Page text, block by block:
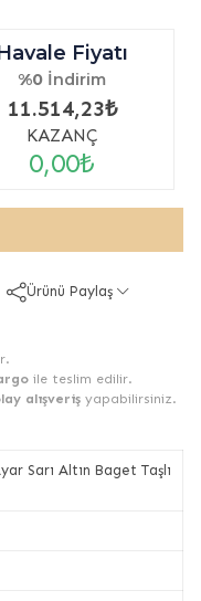
Fiyatı
%0 İndirim
11.514,23₺
KAZANÇ
0,00₺
Ürünü Paylaş
ile teslim edilir.
alışveriş yapabilirsiniz.
Sarı Altın Baget Taşlı